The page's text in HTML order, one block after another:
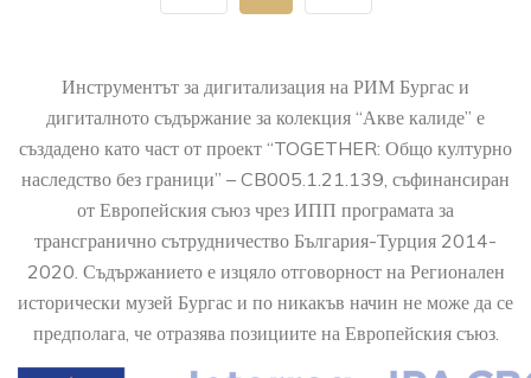
Инструментът за дигитализация на РИМ Бургас и
дигиталното съдържание за колекция “Акве калиде” е
създадено като част от проект “TOGETHER: Общо културно
наследство без граници” – CB005.1.21.139, съфинансиран
от Европейския съюз чрез ИПП програмата за
трансгранично сътрудничество България-Турция 2014-
2020. Съдържанието е изцяло отговорност на Регионален
исторически музей Бургас и по никакъв начин не може да се
предполага, че отразява позициите на Европейския съюз.